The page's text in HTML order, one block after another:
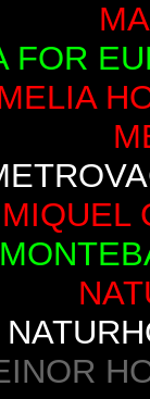
FOR
MIQUEL